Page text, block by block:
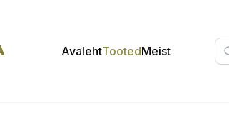
AvalehtTootedMeist